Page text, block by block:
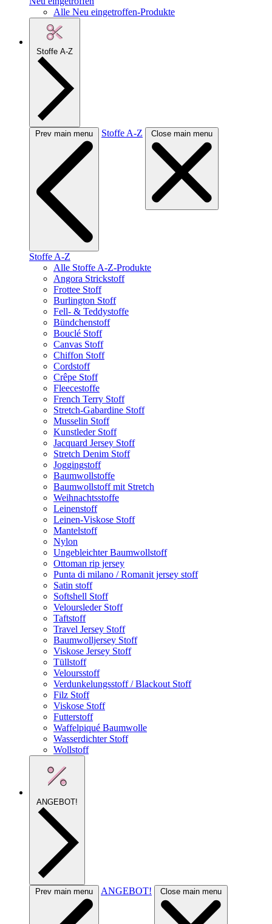
Alle Neu eingetroffen-Produkte
Stoffe A-Z
Prev main menu Stoffe A-Z Close main menu
Stoffe A-Z
Alle Stoffe A-Z-Produkte
Angora Strickstoff
Frottee Stoff
Burlington Stoff
Fell- & Teddystoffe
Bündchenstoff
Bouclé Stoff
Canvas Stoff
Chiffon Stoff
Cordstoff
Crêpe Stoff
Fleecestoffe
French Terry Stoff
Stretch-Gabardine Stoff
Musselin Stoff
Kunstleder Stoff
Jacquard Jersey Stoff
Stretch Denim Stoff
Joggingstoff
Baumwollstoffe
Baumwollstoff mit Stretch
Weihnachtsstoffe
Leinenstoff
Leinen-Viskose Stoff
Mantelstoff
Nylon
Ungebleichter Baumwollstoff
Ottoman rip jersey
Punta di milano / Romanit jersey stoff
Satin stoff
Softshell Stoff
Veloursleder Stoff
Taftstoff
Travel Jersey Stoff
Baumwolljersey Stoff
Viskose Jersey Stoff
Tüllstoff
Veloursstoff
Verdunkelungsstoff / Blackout Stoff
Filz Stoff
Viskose Stoff
Futterstoff
Waffelpiqué Baumwolle
Wasserdichter Stoff
Wollstoff
ANGEBOT!
Prev main menu ANGEBOT! Close main menu